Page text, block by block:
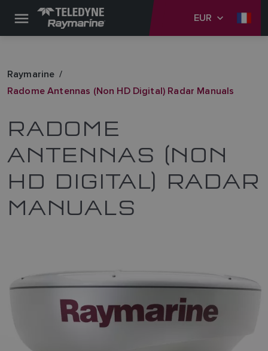
EUR
Raymarine
Radome Antennas (Non HD Digital) Radar Manuals
RADOME
ANTENNAS (NON
HD DIGITAL) RADAR
MANUALS